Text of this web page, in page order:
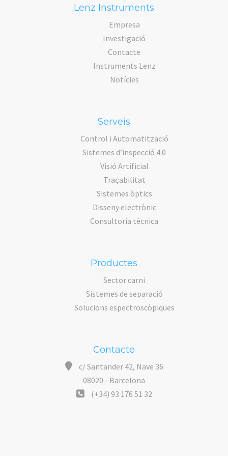
Lenz Instruments
Empresa
Investigació
Contacte
Instruments Lenz
Notícies
Serveis
Control i Automatització
Sistemes d’inspecció 4.0
Visió Artificial
Traçabilitat
Sistemes òptics
Disseny electrònic
Consultoria tècnica
Productes
Sector carni
Sistemes de separació
Solucions espectroscòpiques
Contacte
c/ Santander 42, Nave 36
08020 - Barcelona
(+34) 93 176 51 32